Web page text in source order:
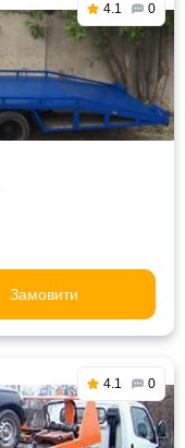
4.1 0
Замовити
4.1 0